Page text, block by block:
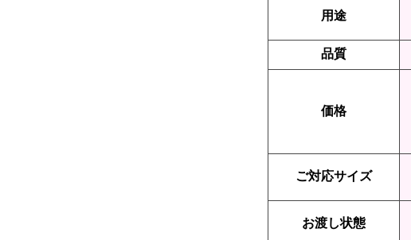
用途
品質
価格
ご対応サイズ
お渡し状態